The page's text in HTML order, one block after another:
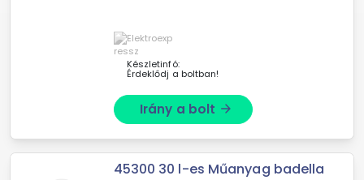
számára. Minden DC sín
eltávolítható ...
Készletinfó:
Érdeklődj a boltban!
Irány a bolt arrow_forward
45300 30 l-es Műanyag badella